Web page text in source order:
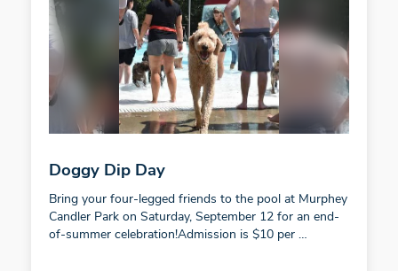
Doggy Dip Day
Bring your four-legged friends to the pool at Murphey
Candler Park on Saturday, September 12 for an end-
of-summer celebration!Admission is $10 per …